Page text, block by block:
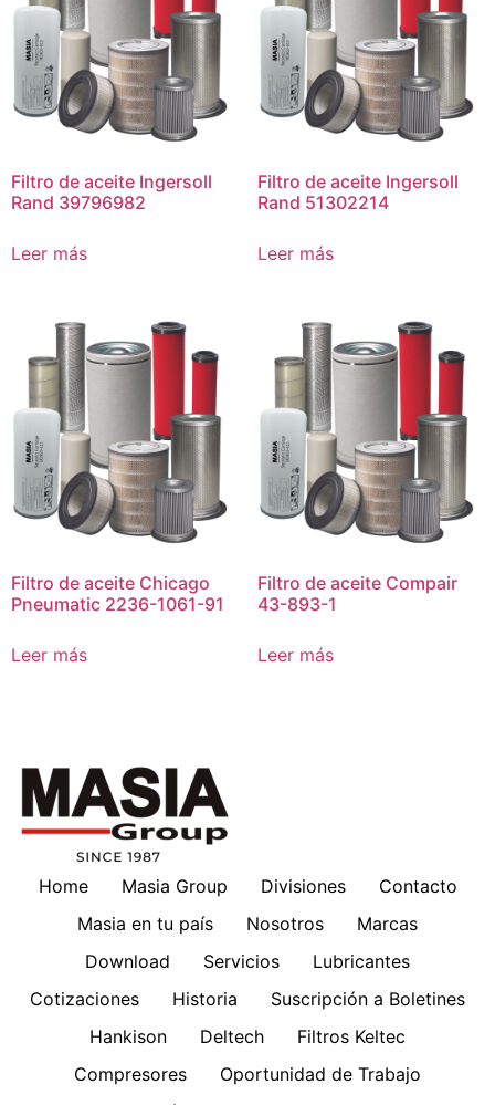
Filtro de aceite Ingersoll
Rand 39796982
Leer más
Filtro de aceite Ingersoll
Rand 51302214
Leer más
Filtro de aceite Chicago
Pneumatic 2236-1061-91
Leer más
Filtro de aceite Compair
43-893-1
Leer más
Home Masia Group Divisiones
Contacto
Masia en tu país
Nosotros
Marcas
Download
Servicios
Lubricantes
Cotizaciones
Historia
Suscripción a Boletines
Hankison
Deltech
Filtros Keltec
Compresores
Oportunidad de Trabajo